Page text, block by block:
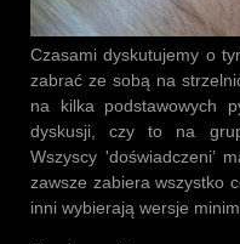
Czasami dyskutujemy o
zabrać ze sobą na
na kilka podstawowych
dyskusji, czy to na
Wszyscy 'doświadczeni’
zawsze zabiera wszystko
inni wybierają wersje